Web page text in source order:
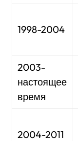
1998-2004
2003-
настоящее
время
2004-2011